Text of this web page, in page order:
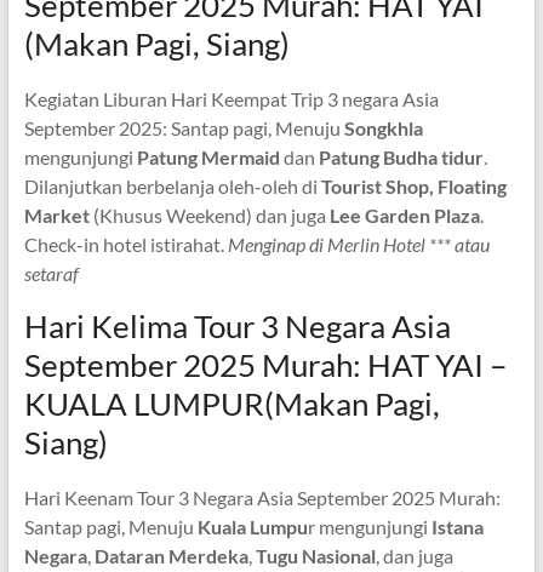
(Makan Pagi, Siang)
Kegiatan Liburan Hari Keempat Trip 3 negara Asia
September 2025: Santap pagi, Menuju Songkhla
mengunjungi Patung Mermaid dan Patung Budha tidur.
Dilanjutkan berbelanja oleh-oleh di Tourist Shop, Floating
Market(Khusus Weekend) dan juga Lee Garden Plaza.
Check-in hotel istirahat. Menginap di Merlin Hotel *** atau
setaraf
Hari Kelima Tour 3 Negara Asia
September 2025 Murah: HAT YAI –
KUALA LUMPUR(Makan Pagi,
Siang)
Hari Keenam Tour 3 Negara Asia September 2025 Murah:
Santap pagi, Menuju Kuala Lumpur mengunjungi Istana
Negara, Dataran Merdeka,Tugu Nasional, dan juga